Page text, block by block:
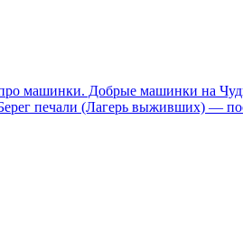
Добрые машинки на
печали (Лагерь выживших) —